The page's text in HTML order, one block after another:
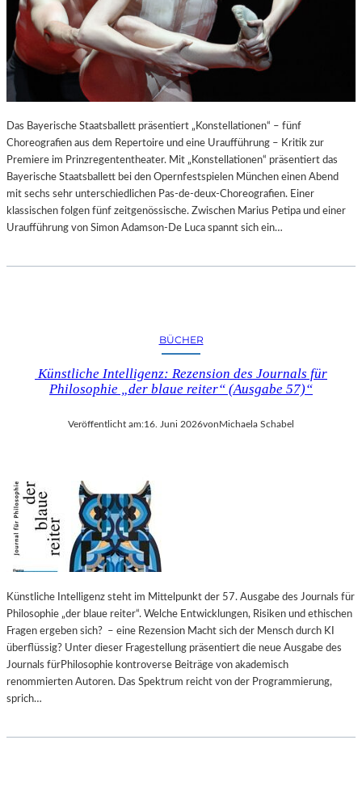
Das Bayerische Staatsballett präsentiert „Konstellationen“ – fünf
Choreografien aus dem Repertoire und eine Uraufführung – Kritik zur
Premiere im Prinzregententheater. Mit „Konstellationen“ präsentiert das
Bayerische Staatsballett bei den Opernfestspielen München einen Abend
mit sechs sehr unterschiedlichen Pas-de-deux-Choreografien. Einer
klassischen folgen fünf zeitgenössische. Zwischen Marius Petipa und einer
Uraufführung von Simon Adamson-De Luca spannt sich ein…
BÜCHER
Künstliche Intelligenz: Rezension des Journals für
Philosophie „der blaue reiter“ (Ausgabe 57)“
Veröffentlicht am:16. Juni 2026von Michaela Schabel
Künstliche Intelligenz steht im Mittelpunkt der 57. Ausgabe des Journals für
Philosophie „der blaue reiter“. Welche Entwicklungen, Risiken und ethischen
Fragen ergeben sich? – eine Rezension Macht sich der Mensch durch KI
überflüssig? Unter dieser Fragestellung präsentiert die neue Ausgabe des
Journals fürPhilosophie kontroverse Beiträge von akademisch
renommierten Autoren. Das Spektrum reicht von der Programmierung,
sprich…